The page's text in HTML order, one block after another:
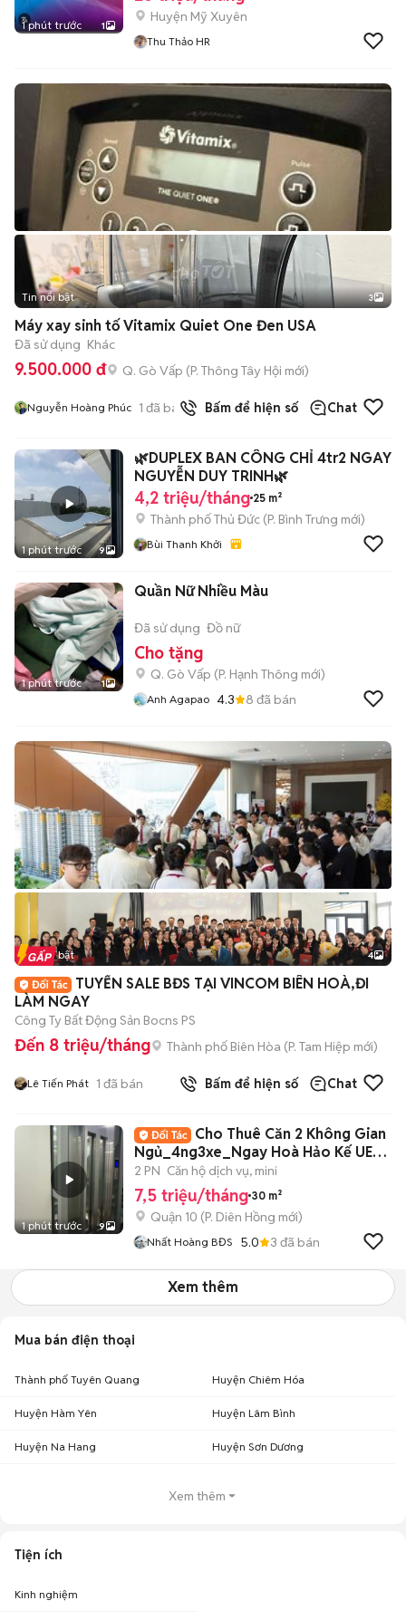
1 phút trước 1
Huyện Mỹ Xuyên
Thu Thảo HR
Tin nổi bật 3
Máy xay sinh tố Vitamix Quiet One Đen USA
Đã sử dụng Khác
9.500.000 đ Q. Gò Vấp (P. Thông Tây Hội mới)
Nguyễn Hoàng Phúc 1 đã bán Bấm để hiện số Chat
1 phút trước 9
🌿DUPLEX BAN CÔNG CHỈ 4tr2 NGAY
NGUYỄN DUY TRINH🌿
4,2 triệu/tháng 25 m²
Thành phố Thủ Đức (P. Bình Trưng mới)
Bùi Thanh Khởi
1 phút trước 1
Quần Nữ Nhiều Màu
Đã sử dụng Đồ nữ
Cho tặng
Q. Gò Vấp (P. Hạnh Thông mới)
Anh Agapao 4.3 8 đã bán
Tin nổi bật 4
TUYỂN SALE BĐS TẠI VINCOM BIÊN HOÀ,ĐI
LÀM NGAY
Công Ty Bất Động Sản Bocns PS
Đến 8 triệu/tháng Thành phố Biên Hòa (P. Tam Hiệp mới)
Lê Tiến Phát 1 đã bán Bấm để hiện số Chat
1 phút trước 9
Cho Thuê Căn 2 Không Gian
Ngủ_4ng3xe_Ngay Hoà Hảo Kế UEH
Quận 10
2 PN Căn hộ dịch vụ, mini
7,5 triệu/tháng 30 m²
Quận 10 (P. Diên Hồng mới)
Nhất Hoàng BĐS 5.0 3 đã bán
Xem thêm
Mua bán điện thoại
Thành phố Tuyên Quang Huyện Chiêm Hóa
Huyện Hàm Yên Huyện Lâm Bình
Huyện Na Hang Huyện Sơn Dương
Xem thêm
Tiện ích
Kinh nghiệm